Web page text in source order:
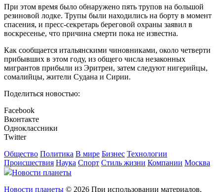
При этом время было обнаружено пять трупов на большой
резиновой лодке. Трупы были находились на борту в момент
спасения, и пресс-секретарь береговой охраны заявил в
воскресенье, что причина смерти пока не известна.
Как сообщается итальянскими чиновниками, около четверти
прибывших в этом году, из общего числа незаконных
мигрантов прибыли из Эритреи, затем следуют нигерийцы,
сомалийцы, жители Судана и Сирии.
Поделиться новостью:
Facebook
Вконтакте
Одноклассники
Twitter
Общество Политика В мире Бизнес Технологии
Происшествия Наука Спорт Стиль жизни Компании Москва
Новости планеты
Новости планеты © 2026 При использовании материалов,